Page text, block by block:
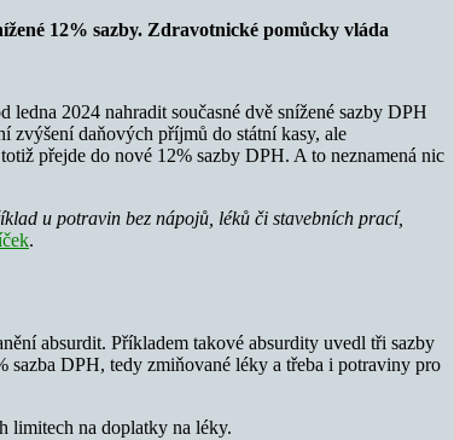
12% sazby. Zdravotnické pomůcky vláda
2024 nahradit současné dvě snížené sazby DPH
zvýšení daňových příjmů do státní kasy, ale
přejde do nové 12% sazby DPH. A to neznamená nic
u potravin bez nápojů, léků či stavebních prací,
.
absurdit. Příkladem takové absurdity uvedl tři sazby
sazba DPH, tedy zmiňované léky a třeba i potraviny pro
limitech na doplatky na léky.